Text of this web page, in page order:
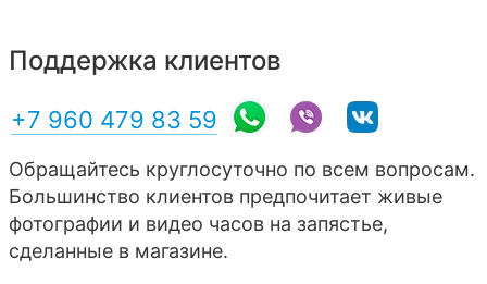
Поддержка клиентов
+7 960 479 83 59
Обращайтесь круглосуточно по всем вопросам.
Большинство клиентов предпочитает живые
фотографии и видео часов на запястье,
сделанные в магазине.